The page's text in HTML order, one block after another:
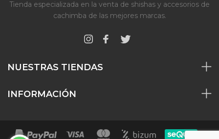
Tienda especializada en la venta de shishas y accesorios de
cachimba de las mejores marcas.
NUESTRAS TIENDAS
INFORMACIÓN